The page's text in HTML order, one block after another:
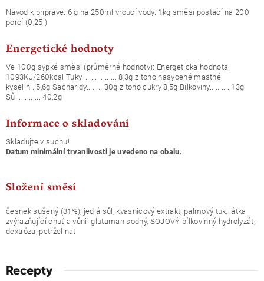
Návod k přípravě: 6 g na 250ml vroucí vody. 1kg směsi postačí na 200
porcí (0,25l)
Energetické hodnoty
Ve 100g sypké směsi (průměrné hodnoty): Energetická hodnota:
1093KJ/260kcal Tuky.................. 8,3g z toho nasycené mastné
kyselin...5,6g Sacharidy.........30g z toho cukry 8,5g Bílkoviny.......... 13g
Sůl............ 40,2g
Informace o skladování
Skladujte v suchu!
Datum minimální trvanlivosti je uvedeno na obalu.
Složení směsí
česnek sušený (31%), jedlá sůl, kvasnicový extrakt, palmový tuk, látka
zvýrazňující chuť a vůni: glutaman sodný, SOJOVÝ bílkovinný hydrolyzát,
dextróza, petržel nať
Recepty